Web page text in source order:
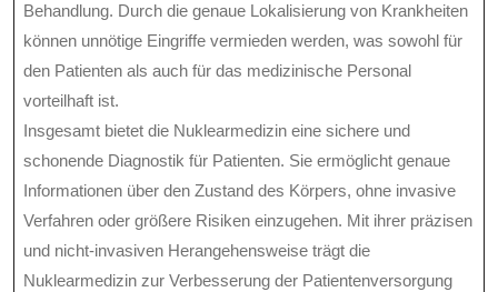
Behandlung. Durch die genaue Lokalisierung von Krankheiten
können unnötige Eingriffe vermieden werden, was sowohl für
den Patienten als auch für das medizinische Personal
vorteilhaft ist.
Insgesamt bietet die Nuklearmedizin eine sichere und
schonende Diagnostik für Patienten. Sie ermöglicht genaue
Informationen über den Zustand des Körpers, ohne invasive
Verfahren oder größere Risiken einzugehen. Mit ihrer präzisen
und nicht-invasiven Herangehensweise trägt die
Nuklearmedizin zur Verbesserung der Patientenversorgung